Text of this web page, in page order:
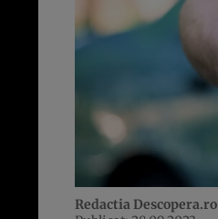
Redactia Descopera.ro